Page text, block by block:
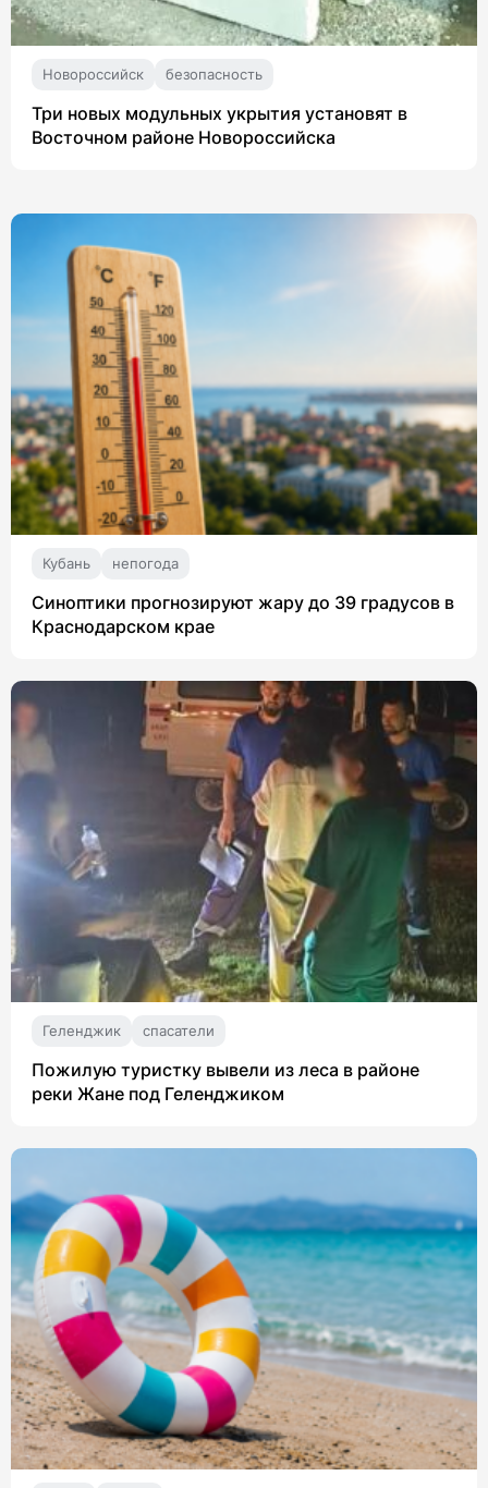
Новороссийск безопасность
Три новых модульных укрытия установят в
Восточном районе Новороссийска
Кубань непогода
Синоптики прогнозируют жару до 39 градусов в
Краснодарском крае
Геленджик спасатели
Пожилую туристку вывели из леса в районе
реки Жане под Геленджиком